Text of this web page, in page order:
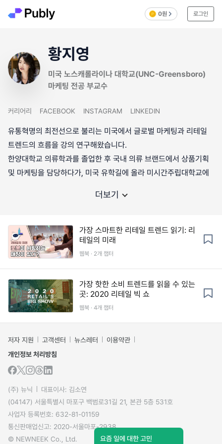
0원 로그인
황지영
미국 노스캐롤라이나 대학교(UNC-Greensboro)
마케팅 전공 부교수
커리어리 FACEBOOK INSTAGRAM LINKEDIN
유통혁명의 최전선으로 불리는 미국에서 글로벌 마케팅과 리테일
트렌드의 흐름을 강의 연구해왔습니다.
한양대학교 의류학과를 졸업한 후 국내 의류 브랜드에서 상품기획
및 마케팅을 담당하다가, 미국 유학길에 올라 미시간주립대학교에
더보기
가장 스마트한 리테일 트렌드 읽기: 리
테일의 미래
웹북 · 2개 챕터
가장 핫한 소비 트렌드를 읽을 수 있는
곳: 2020 리테일 빅 쇼
웹북 · 4개 챕터
저자 지원 고객센터 뉴스레터
이용약관
개인정보 처리방침
(주) 뉴닉
대표이사: 김소연
(04147) 서울특별시 마포구 백범로31길 21, 본관 5층 531호
사업자 등록번호: 632-81-01159
통신판매업신고: 2020-서울마포-2938
© NEWNEEK Co., Ltd.
요즘 일에 대한 고민